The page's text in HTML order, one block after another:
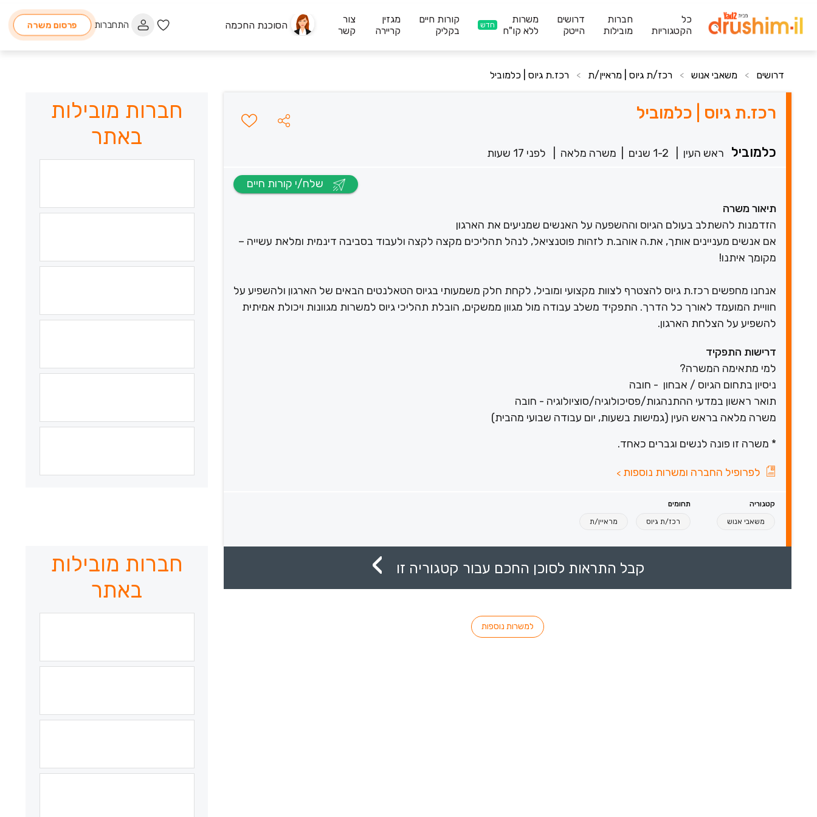
כל
הקטגוריות
חברות
מובילות
דרושים
הייטק
משרות
ללא קו"ח
חדש
קורות חיים
בקליק
מגזין
קריירה
צור
קשר
הסוכנת החכמה התחברות פרסום משרה
דרושים > משאבי אנוש > רכז/ת גיוס | מראיין/ת > רכז.ת גיוס | כלמוביל
רכז.ת גיוס | כלמוביל
כלמוביל ראש העין 1-2 שנים משרה מלאה לפני 17 שעות
תיאור משרה
הזדמנות להשתלב בעולם הגיוס וההשפעה על האנשים שמניעים את הארגון
אם אנשים מעניינים אותך, את.ה אוהב.ת לזהות פוטנציאל, לנהל תהליכים מקצה לקצה ולעבוד בסביבה דינמית ומלאת עשייה –
מקומך איתנו!
אנחנו מחפשים רכז.ת גיוס להצטרף לצוות מקצועי ומוביל, לקחת חלק משמעותי בגיוס הטאלנטים הבאים של הארגון ולהשפיע על
חוויית המועמד לאורך כל הדרך. התפקיד משלב עבודה מול מגוון ממשקים, הובלת תהליכי גיוס למשרות מגוונות ויכולת אמיתית
להשפיע על הצלחת הארגון.
דרישות התפקיד
למי מתאימה המשרה?
ניסיון בתחום הגיוס / אבחון - חובה
תואר ראשון במדעי ההתנהגות/פסיכולוגיה/סוציולוגיה - חובה
משרה מלאה בראש העין (גמישות בשעות, יום עבודה שבועי מהבית)
* משרה זו פונה לנשים וגברים כאחד.
לפרופיל החברה ומשרות נוספות >
קטגוריה תחומים
משאבי אנוש רכז/ת גיוס מראיין/ת
קבל התראות לסוכן החכם עבור קטגוריה זו
למשרות נוספות
חברות מובילות
באתר
חברות מובילות
באתר